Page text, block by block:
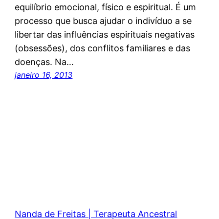
equilíbrio emocional, físico e espiritual. É um
processo que busca ajudar o indivíduo a se
libertar das influências espirituais negativas
(obsessões), dos conflitos familiares e das
doenças. Na…
janeiro 16, 2013
Nanda de Freitas | Terapeuta Ancestral